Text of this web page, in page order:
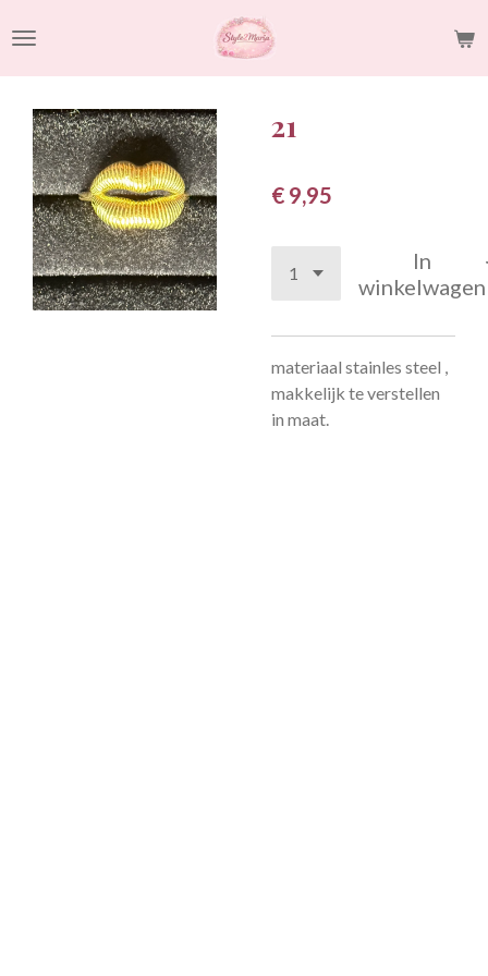
direct
naar
hoofdinhoud
21
€ 9,95
In
winkelwagen
materiaal stainles steel ,
makkelijk te verstellen
in maat.